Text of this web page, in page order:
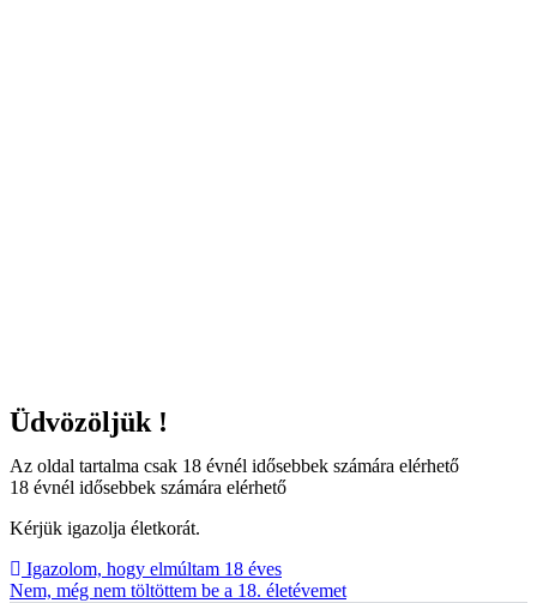
Üdvözöljük !
Az oldal tartalma csak 18 évnél idősebbek számára elérhető
18 évnél idősebbek számára elérhető
Kérjük igazolja életkorát.
Igazolom, hogy elmúltam 18 éves
Nem, még nem töltöttem be a 18. életévemet